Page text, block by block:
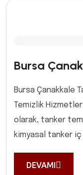
Bursa
Bursa Çanakkale
Temizlik
olarak, tanker
kimyasal tanker iç
DEVAMI